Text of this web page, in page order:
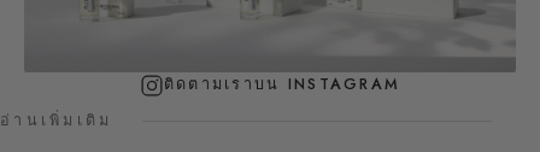
ติดตามเราบน INSTAGRAM
อ่านเพิ่มเติม